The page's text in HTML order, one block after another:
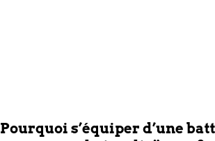
Pourquoi s’équiper d’une